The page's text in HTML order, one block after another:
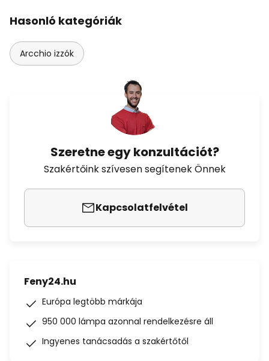
Hasonló kategóriák
Arcchio izzók
Szeretne egy konzultációt?
Szakértőink szívesen segítenek Önnek
Kapcsolatfelvétel
Feny24.hu
Európa legtöbb márkája
950 000 lámpa azonnal rendelkezésre áll
Ingyenes tanácsadás a szakértőtől